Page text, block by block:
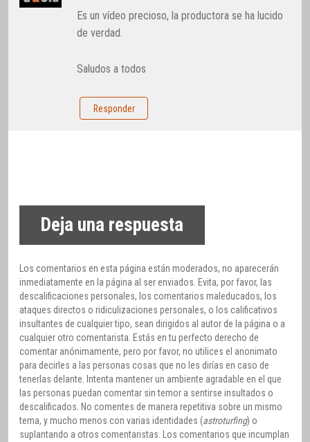
Es un vídeo precioso, la productora se ha lucido
de verdad.
Saludos a todos
Responder
Deja una respuesta
Los comentarios en esta página están moderados, no aparecerán
inmediatamente en la página al ser enviados. Evita, por favor, las
descalificaciones personales, los comentarios maleducados, los
ataques directos o ridiculizaciones personales, o los calificativos
insultantes de cualquier tipo, sean dirigidos al autor de la página o a
cualquier otro comentarista. Estás en tu perfecto derecho de
comentar anónimamente, pero por favor, no utilices el anonimato
para decirles a las personas cosas que no les dirías en caso de
tenerlas delante. Intenta mantener un ambiente agradable en el que
las personas puedan comentar sin temor a sentirse insultados o
descalificados. No comentes de manera repetitiva sobre un mismo
tema, y mucho menos con varias identidades (astroturfing) o
suplantando a otros comentaristas. Los comentarios que incumplan